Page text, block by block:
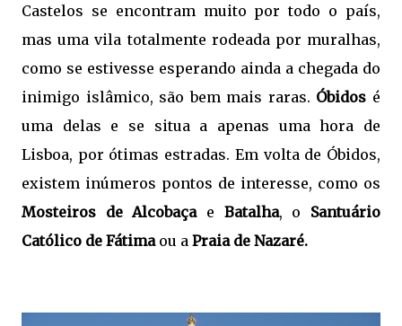
Castelos se encontram muito por todo o país,
mas uma vila totalmente rodeada por muralhas,
como se estivesse esperando ainda a chegada do
inimigo islâmico, são bem mais raras. Óbidos é
uma delas e se situa a apenas uma hora de
Lisboa, por ótimas estradas. Em volta de Óbidos,
Mosteiros de Alcobaça e Batalha, o Santuário
Católico de Fátima ou a Praia de Nazaré.